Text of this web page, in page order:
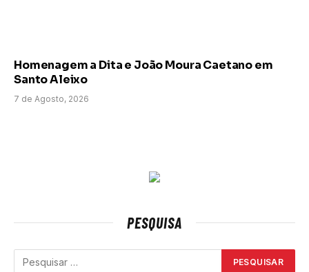
Homenagem a Dita e João Moura Caetano em
Santo Aleixo
7 de Agosto, 2026
PESQUISA